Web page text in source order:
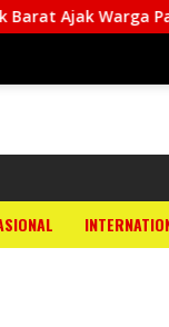
Warga Pasang